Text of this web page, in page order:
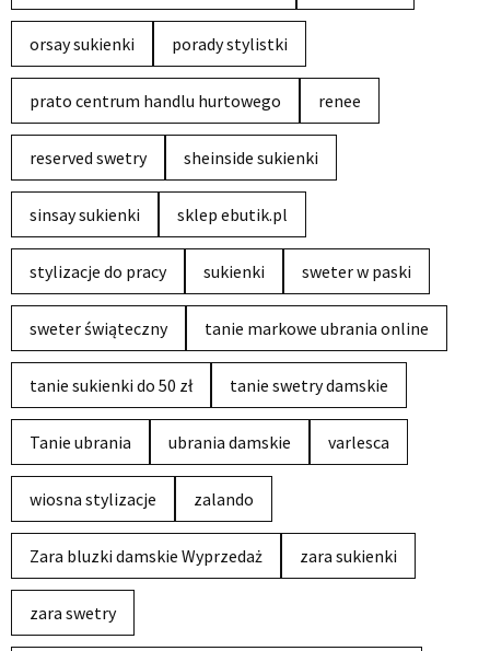
orsay sukienki porady stylistki
prato centrum handlu hurtowego renee
reserved swetry sheinside sukienki
sinsay sukienki sklep ebutik.pl
stylizacje do pracy sukienki sweter w paski
sweter świąteczny tanie markowe ubrania online
tanie sukienki do 50 zł tanie swetry damskie
Tanie ubrania ubrania damskie varlesca
wiosna stylizacje zalando
Zara bluzki damskie Wyprzedaż zara sukienki
zara swetry